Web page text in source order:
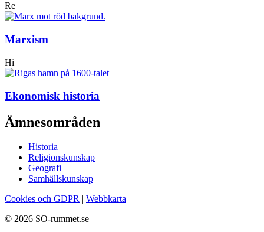
Re
Marxism
Hi
Ekonomisk historia
Ämnesområden
Historia
Religionskunskap
Geografi
Samhällskunskap
Cookies och GDPR | Webbkarta
© 2026 SO-rummet.se